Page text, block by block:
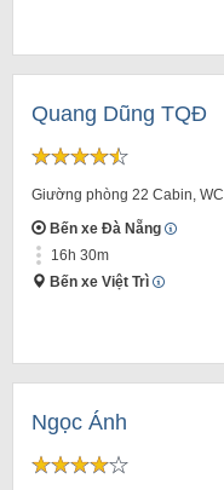
Quang Dũng TQĐ
Giường phòng 22 Cabin, WC
Bến xe Đà Nẵng
16h 30m
Bến xe Việt Trì
Ngọc Ánh